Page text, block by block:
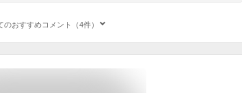
のおすすめコメント（4件）